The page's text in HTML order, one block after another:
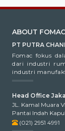
ABOUT FOMAC
PT PUTRA
Fomac fokus
dari industri
industri
Head Office
JL. Kamal Muara
Pantai Indah
(021) 2951 4991